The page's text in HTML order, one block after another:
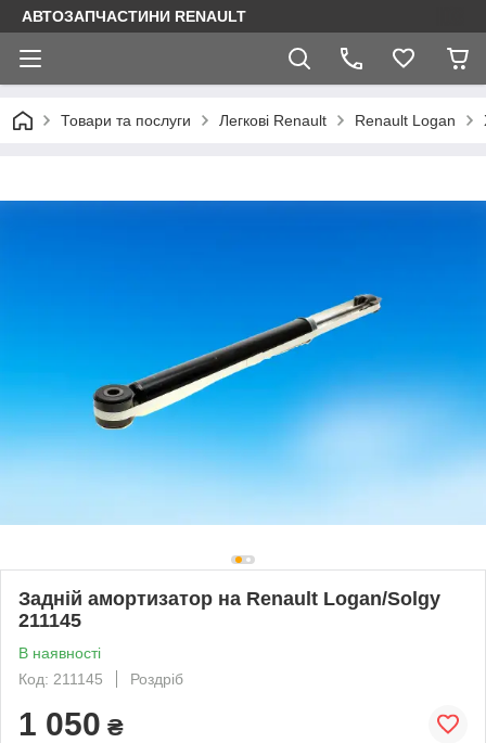
АВТОЗАПЧАСТИНИ RENAULT
Товари та послуги Легкові Renault Renault Logan
Задній амортизатор на Renault Logan/Solgy
211145
В наявності
Код: 211145
Роздріб
1 050 ₴